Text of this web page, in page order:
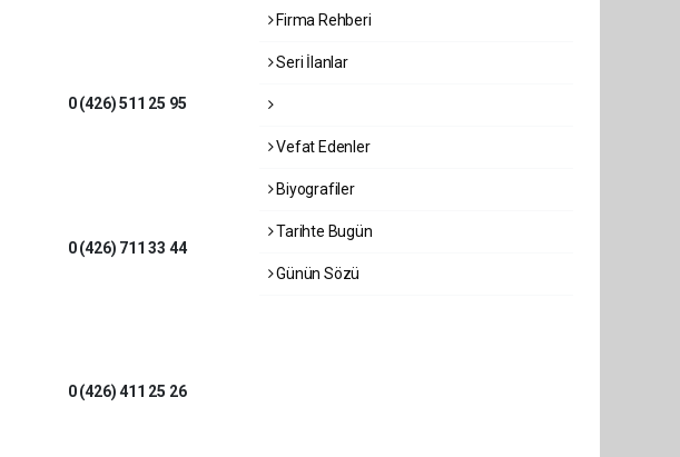
0 (426) 511 25 95
0 (426) 711 33 44
0 (426) 411 25 26
Firma Rehberi
Seri İlanlar
Vefat Edenler
Biyografiler
Tarihte Bugün
Günün Sözü